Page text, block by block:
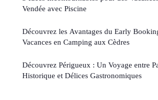
Vendée avec Piscine
Découvrez les Avantages du Early
Vacances en Camping aux Cèdres
Découvrez Périgueux : Un Voyage entre
Historique et Délices Gastronomiques